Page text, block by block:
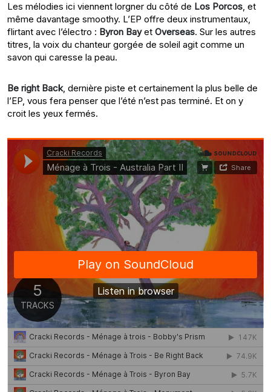
Les mélodies ici viennent lorgner du côté de Los Porcos, et
même davantage smoothy. L’EP offre deux instrumentaux,
flirtant avec l’électro : Byron Bayet Overseas. Sur les autres
titres, la voix du chanteur gorgée de soleil agit comme un
savon qui caresse la peau.
Be right Back, dernière piste et certainement la plus belle de
l’EP, vous fera penser que l’été n’est pas terminé. Et on y
croit les yeux fermés.